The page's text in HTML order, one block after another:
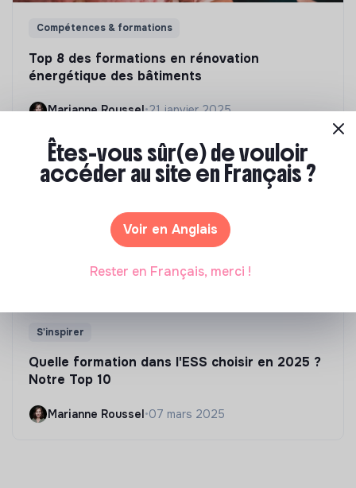
Compétences & formations
Top 8 des formations en rénovation
énergétique des bâtiments
Marianne Roussel•21 janvier 2025
S'inspirer
Quelle formation dans l'ESS choisir en 2025 ?
Notre Top 10
Marianne Roussel•07 mars 2025
Êtes-vous sûr(e) de vouloir
accéder au site en Français ?
Voir en Anglais
Rester en Français, merci !